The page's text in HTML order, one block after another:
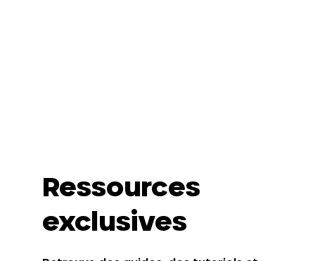
Ressources
exclusives